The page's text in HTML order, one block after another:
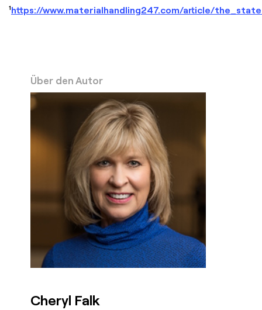
1https://www.materialhandling247.com/article/
Über den Autor
Cheryl Falk